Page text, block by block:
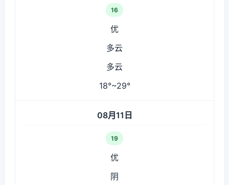
16
优
多云
多云
18°~29°
08月11日
19
优
阴